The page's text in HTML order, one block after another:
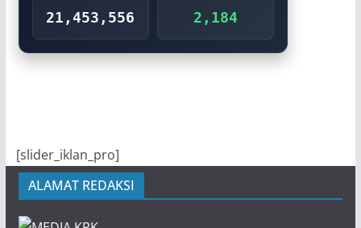
21,453,556 2,184
[slider_iklan_pro]
ALAMAT REDAKSI